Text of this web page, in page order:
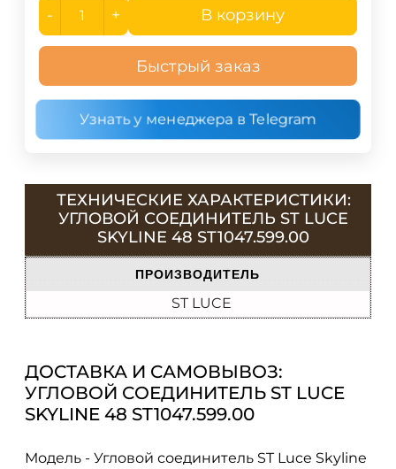
- + В корзину
Быстрый заказ
Узнать у менеджера в Telegram
ТЕХНИЧЕСКИЕ ХАРАКТЕРИСТИКИ:
УГЛОВОЙ СОЕДИНИТЕЛЬ ST LUCE
SKYLINE 48 ST1047.599.00
ПРОИЗВОДИТЕЛЬ
ST LUCE
ДОСТАВКА И САМОВЫВОЗ:
УГЛОВОЙ СОЕДИНИТЕЛЬ ST LUCE
SKYLINE 48 ST1047.599.00
Модель - Угловой соединитель ST Luce Skyline